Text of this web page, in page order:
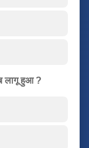
लागू हुआ ?